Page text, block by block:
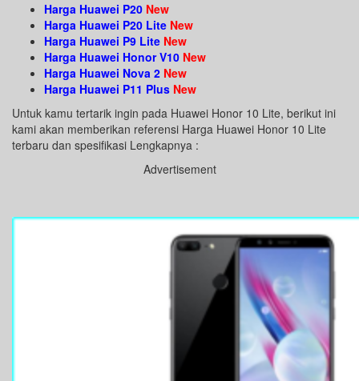
Harga Huawei P20 New
Harga Huawei P20 Lite New
Harga Huawei P9 Lite New
Harga Huawei Honor V10 New
Harga Huawei Nova 2 New
Harga Huawei P11 Plus New
Untuk kamu tertarik ingin pada Huawei Honor 10 Lite, berikut ini
kami akan memberikan referensi Harga Huawei Honor 10 Lite
terbaru dan spesifikasi Lengkapnya :
Advertisement